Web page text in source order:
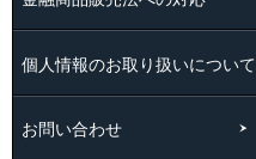
個人情報のお取り扱いについて
お問い合わせ